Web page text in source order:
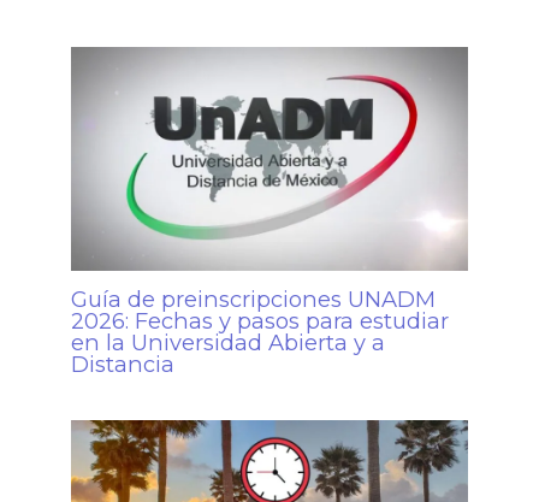
Guía de preinscripciones UNADM
2026: Fechas y pasos para estudiar
en la Universidad Abierta y a
Distancia